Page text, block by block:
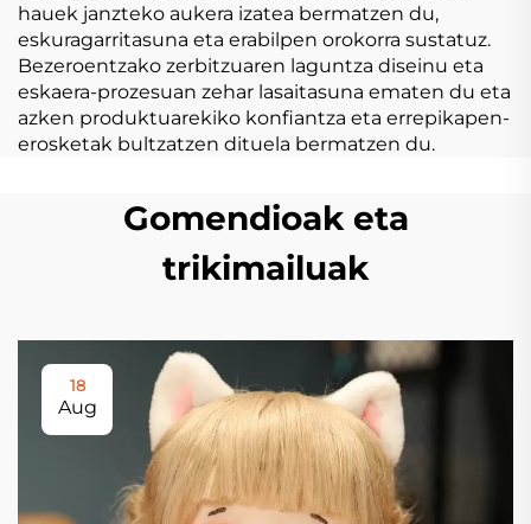
hauek janzteko aukera izatea bermatzen du,
eskuragarritasuna eta erabilpen orokorra sustatuz.
Bezeroentzako zerbitzuaren laguntza diseinu eta
eskaera-prozesuan zehar lasaitasuna ematen du eta
azken produktuarekiko konfiantza eta errepikapen-
erosketak bultzatzen dituela bermatzen du.
Gomendioak eta
trikimailuak
18
Aug